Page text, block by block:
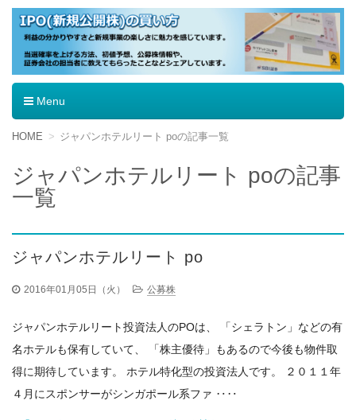
IPO（新規公開株）の買い方
Menu
コ
テ
ン
ツ
へ
HOME ジャパンホテルリート poの記事一覧
ジャパンホテルリート poの記事
一覧
ジャパンホテルリート po
2016年01月05日（火） 公募株
ジャパンホテルリート投資法人のPOは、 「シェラトン」などの有
名ホテルも保有していて、 「株主優待」もあるので今後も物件取
得に期待しています。 ホテル特化型の投資法人です。 ２０１１年
４月にスポンサーがシンガポール系ファ ‥‥